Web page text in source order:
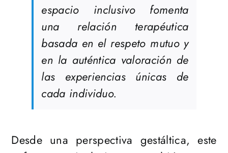
espacio inclusivo fomenta
una relación terapéutica
basada en el respeto mutuo y
en la auténtica valoración de
las experiencias únicas de
cada individuo.
Desde una perspectiva gestáltica, este